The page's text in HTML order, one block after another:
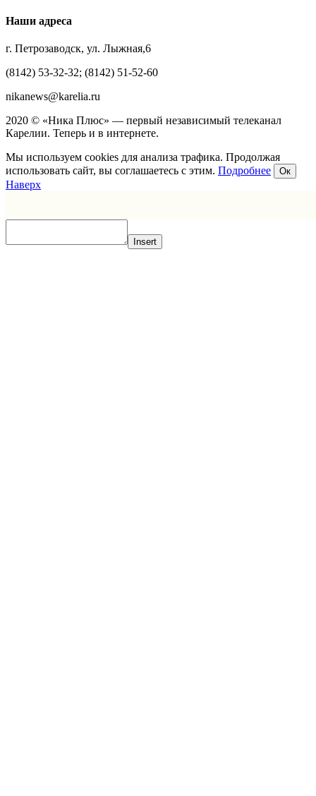
Наши адреса
г. Петрозаводск, ул. Лыжная,6
(8142) 53-32-32; (8142) 51-52-60
nikanews@karelia.ru
2020 © «Ника Плюс» — первый независимый телеканал
Карелии. Теперь и в интернете.
Мы используем cookies для анализа трафика. Продолжая
использовать сайт, вы соглашаетесь с этим. Подробнее Ок
Наверх
Insert